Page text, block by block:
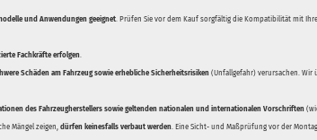
und Anwendungen geeignet. Prüfen Sie vor dem Kauf sorgfältig die Kompatibilität mit
Fachkräfte erfolgen.
Schäden am Fahrzeug sowie erhebliche Sicherheitsrisiken (Unfallgefahr) verursachen. Wir
des Fahrzeugherstellers sowie geltenden nationalen und internationalen Vorschriften
Mängel zeigen, dürfen keinesfalls verbaut werden. Eine Sicht- und Maßprüfung vor der